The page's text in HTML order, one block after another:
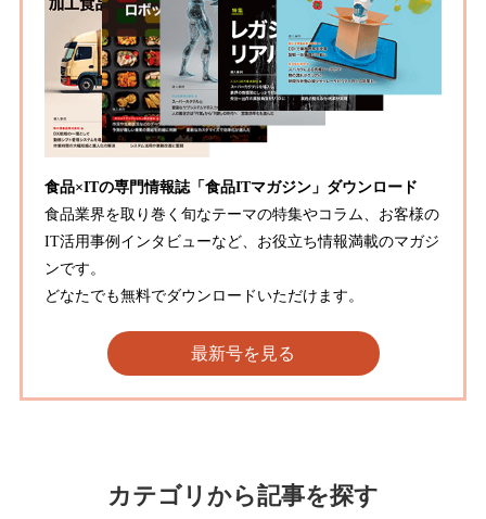
食品×ITの専門情報誌「食品ITマガジン」ダウンロード
食品業界を取り巻く旬なテーマの特集やコラム、お客様の
IT活用事例インタビューなど、お役立ち情報満載のマガジ
ンです。
どなたでも無料でダウンロードいただけます。
最新号を見る
カテゴリから記事を探す